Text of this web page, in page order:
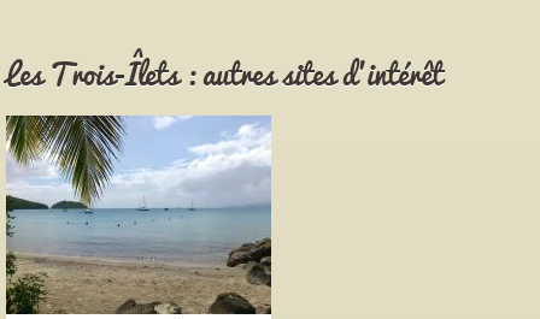
Les Trois-Îlets : autres sites d'intérêt